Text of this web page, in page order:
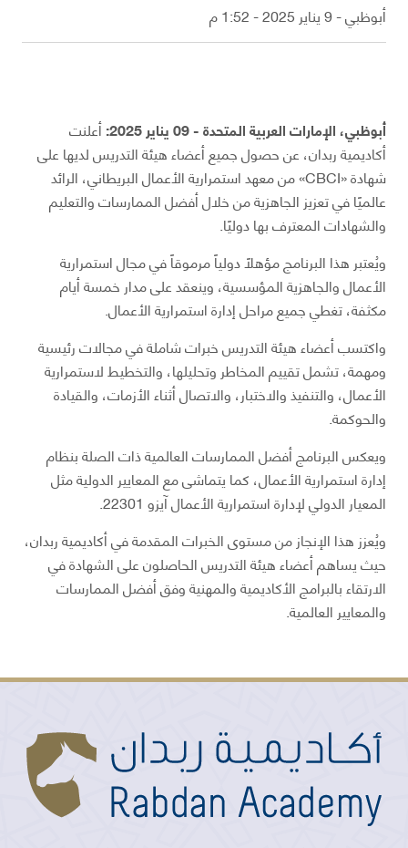
أبوظبي - 9 يناير 2025 - 1:52 م
أبوظبي، الإمارات العربية المتحدة - 09 يناير 2025:
أعلنت
أكاديمية ربدان، عن حصول جميع أعضاء هيئة التدريس لديها على
شهادة «CBCI» من معهد استمرارية الأعمال البريطاني، الرائد
عالميًا في تعزيز الجاهزية من خلال أفضل الممارسات والتعليم
والشهادات المعترف بها دوليًا.
ويُعتبر هذا البرنامج مؤهلاً دولياً مرموقاً في مجال استمرارية
الأعمال والجاهزية المؤسسية، وينعقد على مدار خمسة أيام
مكثفة، تغطي جميع مراحل إدارة استمرارية الأعمال.
واكتسب أعضاء هيئة التدريس خبرات شاملة في مجالات رئيسية
ومهمة، تشمل تقييم المخاطر وتحليلها، والتخطيط لاستمرارية
الأعمال، والتنفيذ والاختبار، والاتصال أثناء الأزمات، والقيادة
والحوكمة.
ويعكس البرنامج أفضل الممارسات العالمية ذات الصلة بنظام
إدارة استمرارية الأعمال، كما يتماشى مع المعايير الدولية مثل
المعيار الدولي لإدارة استمرارية الأعمال آيزو 22301.
ويُعزز هذا الإنجاز من مستوى الخبرات المقدمة في أكاديمية ربدان،
حيث يساهم أعضاء هيئة التدريس الحاصلون على الشهادة في
الارتقاء بالبرامج الأكاديمية والمهنية وفق أفضل الممارسات
والمعايير العالمية.